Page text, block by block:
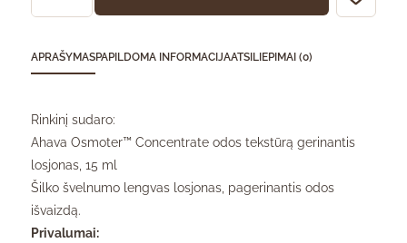
APRAŠYMASPAPILDOMA INFORMACIJAATSILIEPIMAI (0)
Rinkinį sudaro:
Ahava Osmoter™ Concentrate odos tekstūrą gerinantis
losjonas, 15 ml
Šilko švelnumo lengvas losjonas, pagerinantis odos
išvaizdą.
Privalumai: